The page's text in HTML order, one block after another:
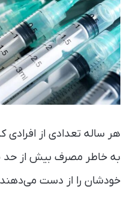
هر ساله تعدادی از
به خاطر مصرف بیش از حد
خودشان را از دست